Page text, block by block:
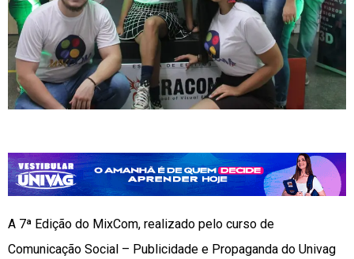
A 7ª Edição do MixCom, realizado pelo curso de
Comunicação Social – Publicidade e Propaganda do Univag